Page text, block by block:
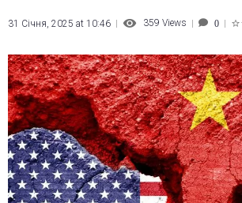
31 Січня, 2025 at 10:46 359 Views 0